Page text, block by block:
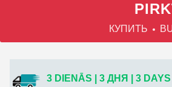
КУПИТЬ
3 DIENĀS | 3 ДНЯ | 3 DAYS